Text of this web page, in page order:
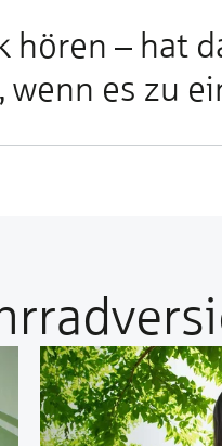
hö­ren – hat
es zu